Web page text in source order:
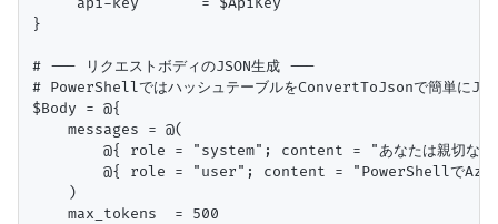
}
# --- リクエストボディのJSON生成 ---
# PowerShellではハッシュテーブルをConvertToJsonで簡単に
$Body = @{
    messages = @(
@{ role = "system"; content = "あなたは親切なAI
@{ role = "user"; content = "PowerShellでAzure
    )
    max_tokens  = 500